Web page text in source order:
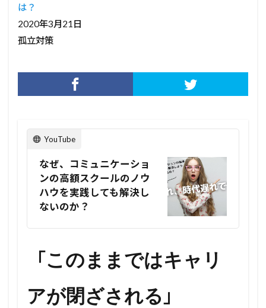
は？
2020年3月21日
孤立対策
YouTube
なぜ、コミュニケーショ
ンの高額スクールのノウ
ハウを実践しても解決し
ないのか？
「このままではキャリ
アが閉ざされる 」